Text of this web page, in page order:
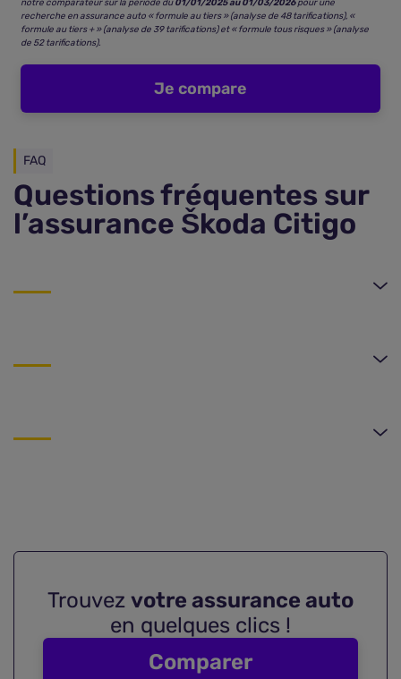
notre comparateur sur la période du01/01/2025 au 01/03/2026pour une
recherche en assurance auto « formule au tiers » (analyse de 48 tarifications), «
formule au tiers + » (analyse de 39 tarifications) et « formule tous risques » (analyse
de 52 tarifications).
Je compare
FAQ
Questions fréquentes sur
l’assurance Škoda Citigo
Trouvez votre assurance auto
en quelques clics !
Comparer